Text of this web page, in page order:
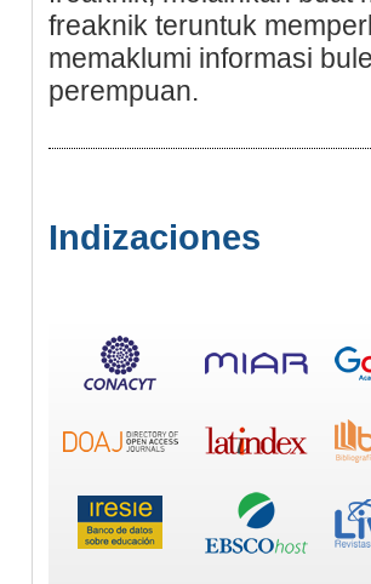
freaknik teruntuk
memaklumi informasi
perempuan.
Indizaciones